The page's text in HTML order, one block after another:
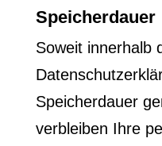
Speicherdauer
Soweit innerhalb
Speicherdauer
verbleiben Ihre